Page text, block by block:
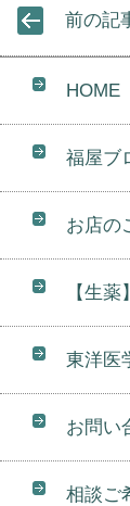
前の記
HOME
福屋ブ
お店の
【生
東洋医
お問い
相談ご